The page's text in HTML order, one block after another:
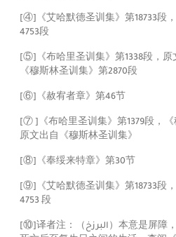
[④]
《艾哈默德圣训集》第18733段
4753段
[⑤]
《布哈里圣训集》第1338段，
《穆斯林圣训集》第2870段
[⑥] 《赦宥者章》第46节
[⑦ ]
《布哈里圣训集》第1379段，
原文出自《穆斯林圣训集》
[⑧] 《奉绥来特章》第30节
[⑨]
《艾哈默德圣训集》第18733段
4753 段
[⑩]译者注：（ البرزخ ）本意是屏障